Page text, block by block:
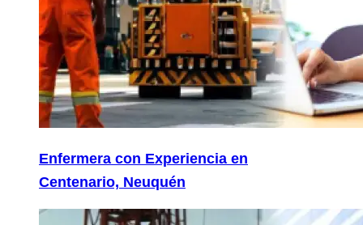
Enfermera con Experiencia en
Centenario, Neuquén